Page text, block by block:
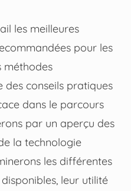
les meilleures
pour les
méthodes
des conseils pratiques
dans le parcours
par un aperçu des
la technologie
les différentes
leur utilité